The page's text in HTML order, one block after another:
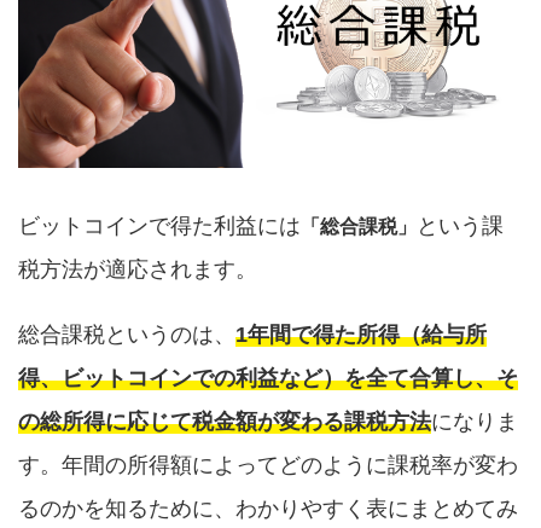
ビットコインで得た利益には 「総合課税」
という課
税方法が適応されます。
総合課税というのは、 1年間で得た所得（給与所
得、ビットコインでの利益など）を全て合算し、そ
の総所得に応じて税金額が変わる課税方法になりま
す。年間の所得額によってどのように課税率が変わ
るのかを知るために、わかりやすく表にまとめてみ